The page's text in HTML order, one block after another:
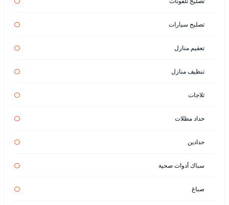
تصليح سيارات
تعقيم منازل
تنظيف منازل
ثلاجات
حداد مظلات
حدادين
سباك أدوات صحية
صباغ